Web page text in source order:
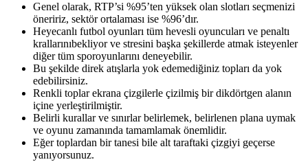
Genel olarak, RTP’si %95’ten yüksek olan slotları seçmenizi
öneririz, sektör ortalaması ise %96’dır.
Heyecanlı futbol oyunları tüm hevesli oyuncuları ve penaltı
krallarınıbekliyor ve stresini başka şekillerde atmak isteyenler
diğer tüm sporoyunlarını deneyebilir.
Bu şekilde direk atışlarla yok edemediğiniz topları da yok
edebilirsiniz.
Renkli toplar ekrana çizgilerle çizilmiş bir dikdörtgen alanın
içine yerleştirilmiştir.
Belirli kurallar ve sınırlar belirlemek, belirlenen plana uymak
ve oyunu zamanında tamamlamak önemlidir.
Eğer toplardan bir tanesi bile alt taraftaki çizgiyi geçerse
yanıyorsunuz.